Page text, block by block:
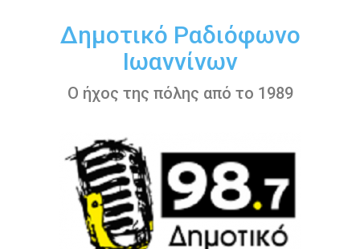
περιεχόμενοΔημοτικό Ραδιόφωνο
Ιωαννίνων
Ο ήχος της πόλης από το 1989